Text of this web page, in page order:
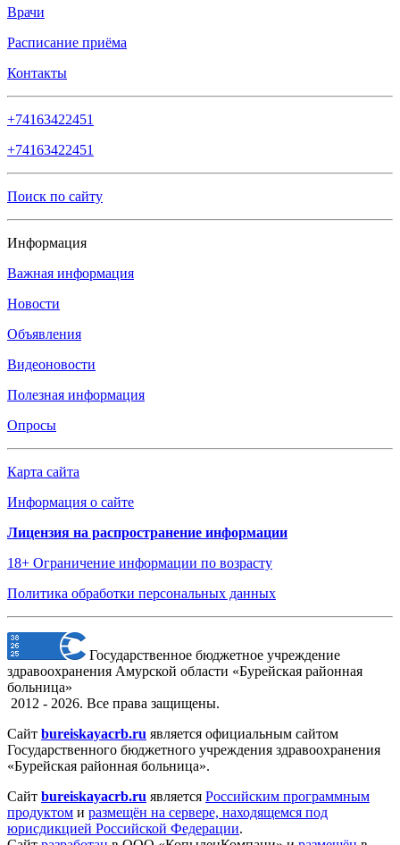
Врачи
Расписание приёма
Контакты
+74163422451
+74163422451
Поиск по сайту
Информация
Важная информация
Новости
Объявления
Видеоновости
Полезная информация
Опросы
Карта сайта
Информация о сайте
Лицензия на распространение информации
18+ Ограничение информации по возрасту
Политика обработки персональных данных
Государственное бюджетное учреждение
здравоохранения Амурской области «Бурейская районная
больница»
2012 - 2026. Все права защищены.
Сайт bureiskayacrb.ru является официальным сайтом
Государственного бюджетного учреждения здравоохранения
«Бурейская районная больница».
Сайт bureiskayacrb.ru является Российским программным
продуктом и размещён на сервере, находящемся под
юрисдикцией Российской Федерации.